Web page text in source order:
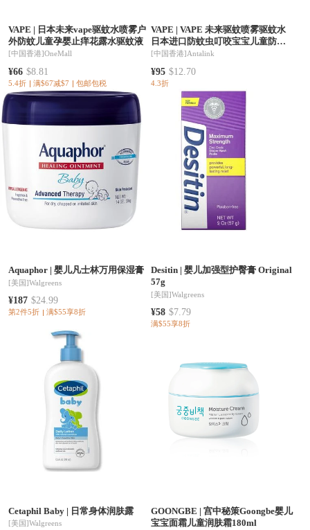
VAPE | 日本未来vape驱蚊水喷雾户
外防蚊儿童孕婴止痒花露水驱蚊液
[中国香港]OneMall
¥66 $8.81
5.4折 满$67减$7 包邮包税
VAPE |VAPE 未来驱蚊喷雾驱蚊水
日本进口防蚊虫叮咬宝宝儿童防蚊
喷雾 电子驱蚊器（150日）
[中国香港]Antalink
¥95 $12.70
4.3折
Aquaphor| 婴儿凡士林万用保湿膏
[美国]Walgreens
¥187 $24.99
第2件5折 满$55享8折
Desitin |婴儿加强型护臀膏 Original
57g
[美国]Walgreens
¥58 $7.79
满$55享8折
Cetaphil Baby| 日常身体润肤露
[美国]Walgreens
GOONGBE |宫中秘策Goongbe婴儿
宝宝面霜儿童润肤霜180ml